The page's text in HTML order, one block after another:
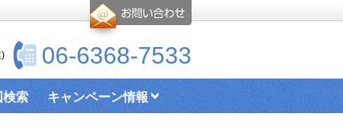
06-6368-7533
)
検索 キャンペーン情報